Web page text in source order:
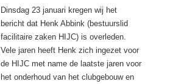
Dinsdag 23 januari kregen wij het
bericht dat Henk Abbink (bestuurslid
facilitaire zaken HIJC) is overleden.
Vele jaren heeft Henk zich ingezet voor
de HIJC met name de laatste jaren voor
het onderhoud van het clubgebouw en